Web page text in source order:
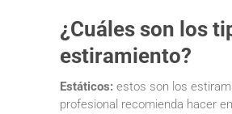
¿Cuáles son los
estiramiento?
Estáticos: estos son los
profesional recomienda hacer